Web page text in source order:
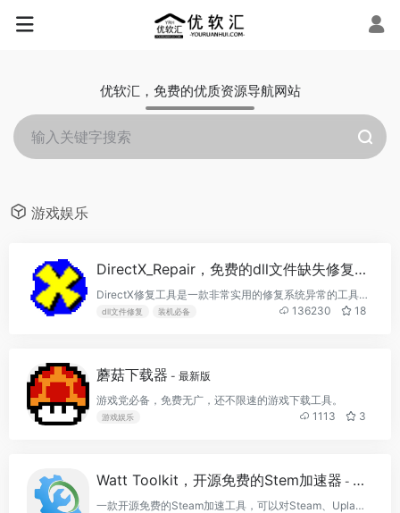
优软汇，免费的优质资源导航网站
游戏娱乐
DirectX_Repair，免费的dll文件缺失修复工具、C++修复工具
DirectX修复工具是一款非常实用的修复系统异常的工具，软件界面简洁，操作简单易用，一键完成检测修复，只要简单一键选择就能完成检测、修复、注册等一系列问题，适用多个操作系统，同时兼容32位和64位，支持更新c++组件，提高修复软件的概率，能满足大部分用户的需求，有需要的小伙伴快来下载体验吧！
dll文件修复 装机必备 136230 18
蘑菇下载器 - 最新版
游戏党必备，免费无广，还不限速的游戏下载工具。
游戏娱乐 1113 3
Watt Toolkit，开源免费的Stem加速器 - 最新版
一款开源免费的Steam加速工具，可以对Steam、Uplay、烂橘子等游戏平台一键加速，轻松帮你解决商店访问慢、游戏下载难，社区无法加载等问题。